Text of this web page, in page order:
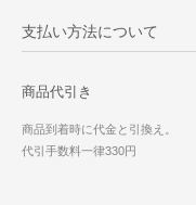
支払い方法について
商品代引き
商品到着時に代金と引換え。
代引手数料一律330円